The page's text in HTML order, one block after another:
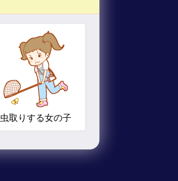
虫取りする女の子